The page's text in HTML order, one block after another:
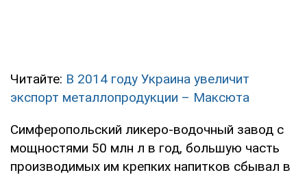
Читайте: В 2014 году Украина увеличит
экспорт металлопродукции – Максюта
Симферопольский ликеро-водочный завод с
мощностями 50 млн л в год, большую часть
производимых им крепких напитков сбывал в